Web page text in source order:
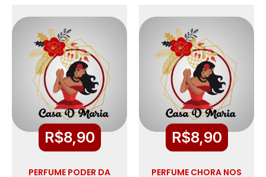
R$8,90
PERFUME PODER DA
R$8,90
PERFUME CHORA NOS